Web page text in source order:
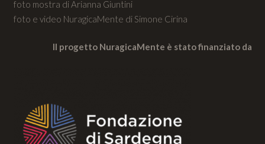
foto mostra di Arianna Giuntini
foto e video NuragicaMente di Simone Cirina
Il progetto NuragicaMente è stato finanziato da